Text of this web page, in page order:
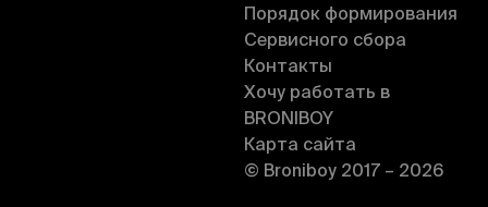
Порядок формирования
Сервисного сбора
Контакты
Хочу работать в
BRONIBOY
Карта сайта
© Broniboy 2017 – 2026